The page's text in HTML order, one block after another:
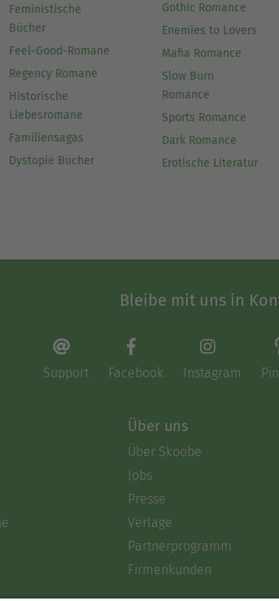
Feministische
Bücher
Feel-Good-Romane
Regency Romane
Historische
Liebesromane
Familiensagas
Dystopie Bücher
Gothic Romance
Enemies to Lovers
Mafia Romance
Slow Burn
Romance
Sports Romance
Dark Romance
Erotische Literatur
Bleibe mit uns in
Support Facebook Instagram
Über uns
Über Skoobe
Jobs
Presse
Verlage
Partnerprogramm
Firmenkunden